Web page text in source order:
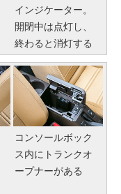
インジケーター。
開閉中は点灯し、
終わると消灯する
コンソールボック
ス内にトランクオ
ープナーがある